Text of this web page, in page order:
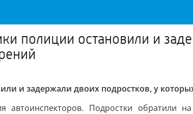
полиции остановили и
и задержали двоих подростков, у
автоинспекторов. Подростки обратили